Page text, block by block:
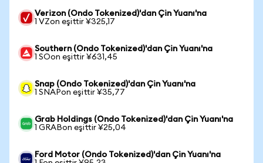
Verizon (Ondo Tokenized)'dan Çin Yuanı'na
1 VZon eşittir ¥325,17
Southern (Ondo Tokenized)'dan Çin Yuanı'na
1 SOon eşittir ¥631,45
Snap (Ondo Tokenized)'dan Çin Yuanı'na
1 SNAPon eşittir ¥35,77
Grab Holdings (Ondo Tokenized)'dan Çin Yuanı'na
1 GRABon eşittir ¥25,04
Ford Motor (Ondo Tokenized)'dan Çin Yuanı'na